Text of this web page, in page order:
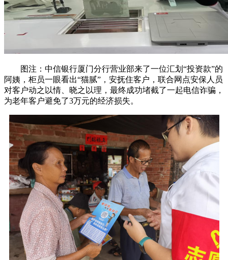
图注：中信银行厦门分行营业部来了一位汇划“投资款”的
阿姨，柜员一眼看出“猫腻”，安抚住客户，联合网点安保人员
对客户动之以情、晓之以理，最终成功堵截了一起电信诈骗，
为老年客户避免了3万元的经济损失。